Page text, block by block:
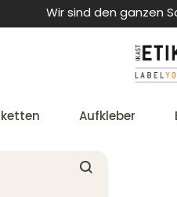
Wir sind den ganzen
Aufkleber